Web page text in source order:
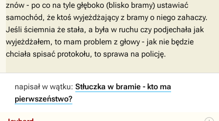
znów - po co na tyle głęboko (blisko bramy) ustawiać
samochód, że ktoś wyjeżdżający z bramy o niego zahaczy.
Jeśli ściemnia że stała, a była w ruchu czy podjechała jak
wyjeżdżałem, to mam problem z głowy - jak nie będzie
chciała spisać protokołu, to sprawa na policję.
napisał w wątku: Stłuczka w bramie - kto ma
pierwszeństwo?